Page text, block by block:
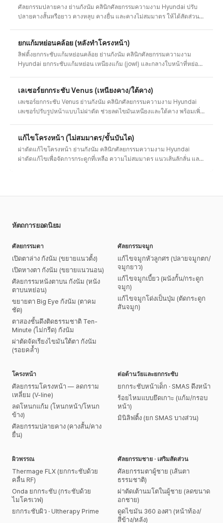
ศัลยกรรมปลายคาง ย่านกังนัม คลินิกศัลยกรรมความงาม Hyundai ปรับ
ปลายคางสั้นหรือยาว คางหลุบ คางยื่น และคางไม่สมมาตร ให้ได้สัดส่วน
ยกแก้มหย่อนคล้อย (หลังทำโครงหน้า)
ลิฟติ้งยกกระชับแก้มหย่อนคล้อย ย่านกังนัม คลินิกศัลยกรรมความงาม
Hyundai ยกกระชับแก้มหย่อน เหนียงแก้ม (jowl) และกลางใบหน้าที่หย่อน
เลเซอร์ยกกระชับ Venus (เหนียงคาง/ใต้คาง)
เลเซอร์ยกกระชับ Venus ย่านกังนัม คลินิกศัลยกรรมความงาม Hyundai
เลเซอร์ปรับรูปหน้าแบบไม่ผ่าตัด ช่วยลดไขมันเหนียงและใต้คาง พร้อมเพิ่ม
แก้ไขโครงหน้า (ไม่สมมาตร/ขั้นบันได)
ผ่าตัดแก้ไขโครงหน้า ย่านกังนัม คลินิกศัลยกรรมความงาม Hyundai
ผ่าตัดแก้ไขเพื่อจัดการกระดูกที่เหลือ ความไม่สมมาตร แนวเส้นลักลั่น และ
หัตถการยอดนิยม
ศัลยกรรมตา
เปิดตาล่าง กังนัม (ขยายแนวตั้ง)
เปิดหางตา กังนัม (ขยายแนวนอน)
ศัลยกรรมหนังตาบน กังนัม (หนัง
ตาบนหย่อน)
ขยายตา Big Eye กังนัม (ตาคม
ชัด)
ตาสองชั้นดึงติดธรรมชาติ Ten-
Minute (ไม่กรีด) กังนัม
ผ่าตัดจัดเรียงไขมันใต้ตา กังนัม
(รอยคล้ำ)
ศัลยกรรมจมูก
แก้ไขจมูกหัวลูกศร (ปลายจมูกตก/
จมูกยาว)
แก้ไขจมูกเบี้ยว (ผนังกั้น/กระดูก
จมูก)
แก้ไขจมูกโด่งเป็นปุ่ม (ตัดกระดูก
สันจมูก)
โครงหน้า
ศัลยกรรมโครงหน้า — ลดกราม
เหลี่ยม (V-line)
ลดโหนกแก้ม (โหนกหน้า/โหนก
ข้าง)
ศัลยกรรมปลายคาง (คางสั้น/คาง
ยื่น)
ต่อต้านวัยและยกกระชับ
ยกกระชับหน้าเด็ก · SMAS ดึงหน้า
ร้อยไหมแบบยึดเกาะ (แก้ม/กรอบ
หน้า)
มินิลิฟติ้ง (ยก SMAS บางส่วน)
ผิวพรรณ
Thermage FLX (ยกกระชับด้วย
คลื่น RF)
Onda ยกกระชับ (กระชับด้วย
ไมโครเวฟ)
ยกกระชับผิว · Ultherapy Prime
ศัลยกรรมชาย · เสริมสัดส่วน
ศัลยกรรมตาผู้ชาย (เส้นตา
ธรรมชาติ)
ผ่าตัดเต้านมโตในผู้ชาย (ลดขนาด
อกชาย)
ดูดไขมัน 360 องศา (หน้าท้อง/
สีข้าง/หลัง)